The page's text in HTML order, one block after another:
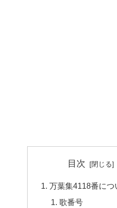
目次
万葉集4118番につ
歌番号